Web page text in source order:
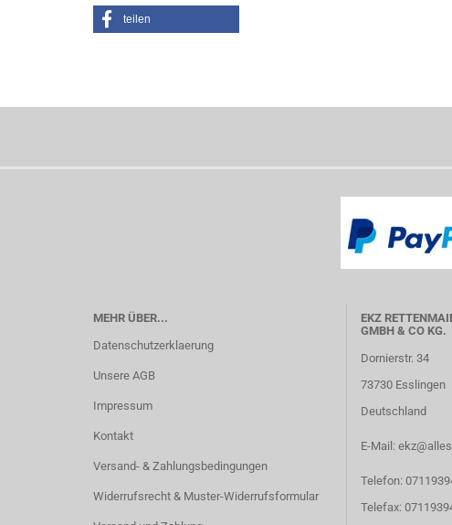
teilen
MEHR ÜBER...
Datenschutzerklaerung
Unsere AGB
Impressum
Kontakt
Versand- & Zahlungsbedingungen
Widerrufsrecht & Muster-Widerrufsformular
EKZ
GMBH & CO KG.
Dornierstr. 34
73730 Esslingen
Deutschland
E-Mail:
Telefon:
Telefax: